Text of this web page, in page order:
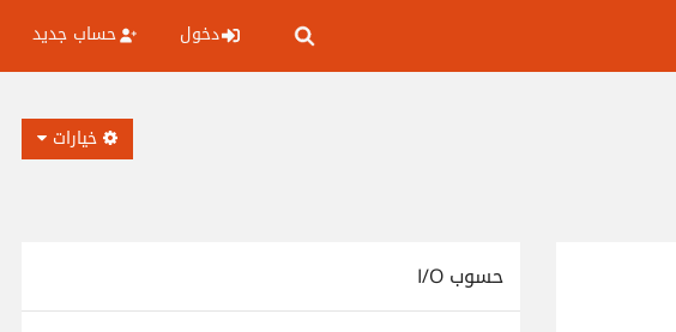
دخول حساب جديد
خيارات
حسوب I/O